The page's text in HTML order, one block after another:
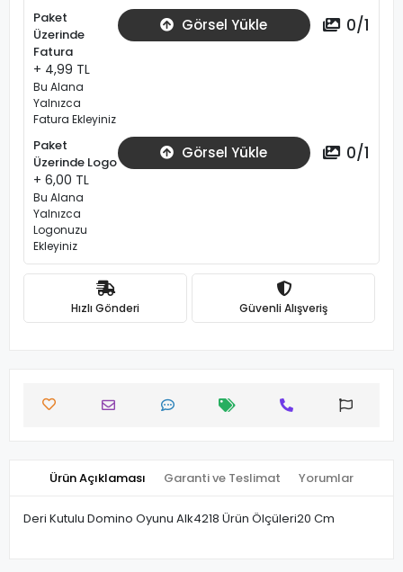
Paket
Üzerinde
Fatura
+ 4,99 TL
Bu Alana
Yalnızca
Fatura Ekleyiniz
Görsel Yükle 0/1
Paket
Üzerinde Logo
+ 6,00 TL
Bu Alana
Yalnızca
Logonuzu
Ekleyiniz
Görsel Yükle 0/1
Hızlı Gönderi Güvenli Alışveriş
Ürün Açıklaması Garanti ve Teslimat Yorumlar
Deri Kutulu Domino Oyunu Alk4218 Ürün Ölçüleri20 Cm